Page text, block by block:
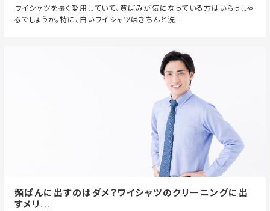
ワイシャツを長く愛用していて、黄ばみが気になっている方はいらっしゃ
るでしょうか。特に、白いワイシャツはきちんと洗...
頻ぱんに出すのはダメ？ワイシャツのクリーニングに出
すメリ...